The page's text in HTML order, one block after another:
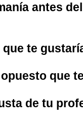
antes
te
que
de tu